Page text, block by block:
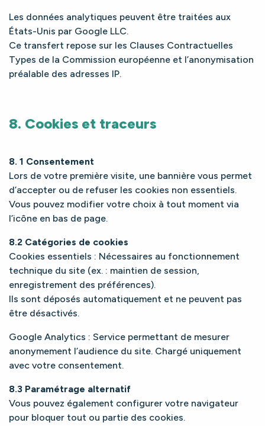
Les données analytiques peuvent être traitées aux
États-Unis par Google LLC.
Ce transfert repose sur les Clauses Contractuelles
Types de la Commission européenne et l’anonymisation
préalable des adresses IP.
8. Cookies et traceurs
8. 1 Consentement
Lors de votre première visite, une bannière vous permet
d’accepter ou de refuser les cookies non essentiels.
Vous pouvez modifier votre choix à tout moment via
l’icône en bas de page.
8.2 Catégories de cookies
Cookies essentiels : Nécessaires au fonctionnement
technique du site (ex. : maintien de session,
enregistrement des préférences).
Ils sont déposés automatiquement et ne peuvent pas
être désactivés.
Google Analytics : Service permettant de mesurer
anonymement l’audience du site. Chargé uniquement
avec votre consentement.
8.3 Paramétrage alternatif
Vous pouvez également configurer votre navigateur
pour bloquer tout ou partie des cookies.